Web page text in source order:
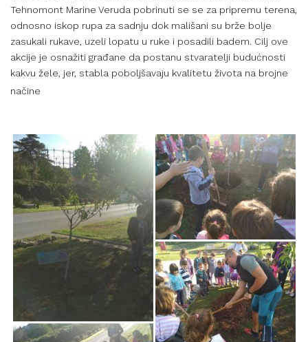
Tehnomont Marine Veruda pobrinuti se se za pripremu terena,
odnosno iskop rupa za sadnju dok mališani su brže bolje
zasukali rukave, uzeli lopatu u ruke i posadili badem. Cilj ove
akcije je osnažiti građane da postanu stvaratelji budućnosti
kakvu žele, jer, stabla poboljšavaju kvalitetu života na brojne
načine